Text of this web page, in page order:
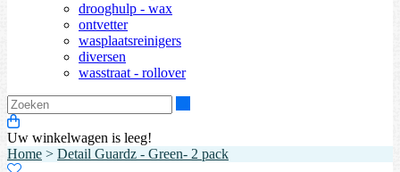
drooghulp - wax
ontvetter
wasplaatsreinigers
diversen
wasstraat - rollover
Uw winkelwagen is leeg!
Home > Detail Guardz - Green- 2 pack